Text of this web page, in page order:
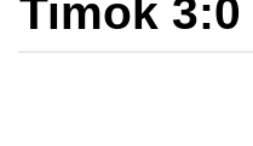
Timok 3:0